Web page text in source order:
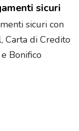
sicuri
sicuri con
Carta di Credito
e Bonifico